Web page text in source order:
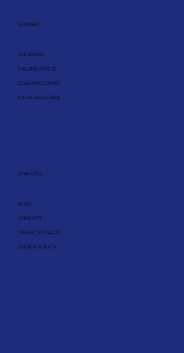
LEANBET
CHI SIAMO
VALORE PER TE
COSA FACCIAMO
CATALOGO CORSI
LINK UTILI
BLOG
CONTATTI
PRIVACY POLICY
COOKIE POLICY